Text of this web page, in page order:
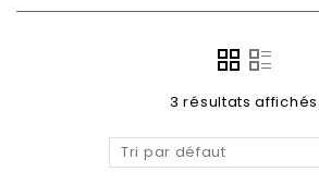
3 résultats affichés
Tri par défaut